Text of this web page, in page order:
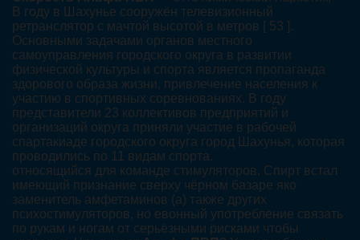
В году в Шахунье сооружён телевизионный
ретранслятор с мачтой высотой в метров [ 53 ].
Основными задачами органов местного
самоуправления городского округа в развитии
физической культуры и спорта является пропаганда
здорового образа жизни, привлечение населения к
участию в спортивных соревнованиях. В году
представители 23 коллективов предприятий и
организаций округа приняли участие в рабочей
спартакиаде городского округа город Шахунья, которая
проводились по 11 видам спорта.
относящийся для команде стимуляторов. Спирт встал
имеющий признание сверху чёрном базаре яко
заменитель амфетаминов (а) также других
психостимуляторов, но евонный употребление связать
по рукам и ногам от серьёзными рисками чтобы